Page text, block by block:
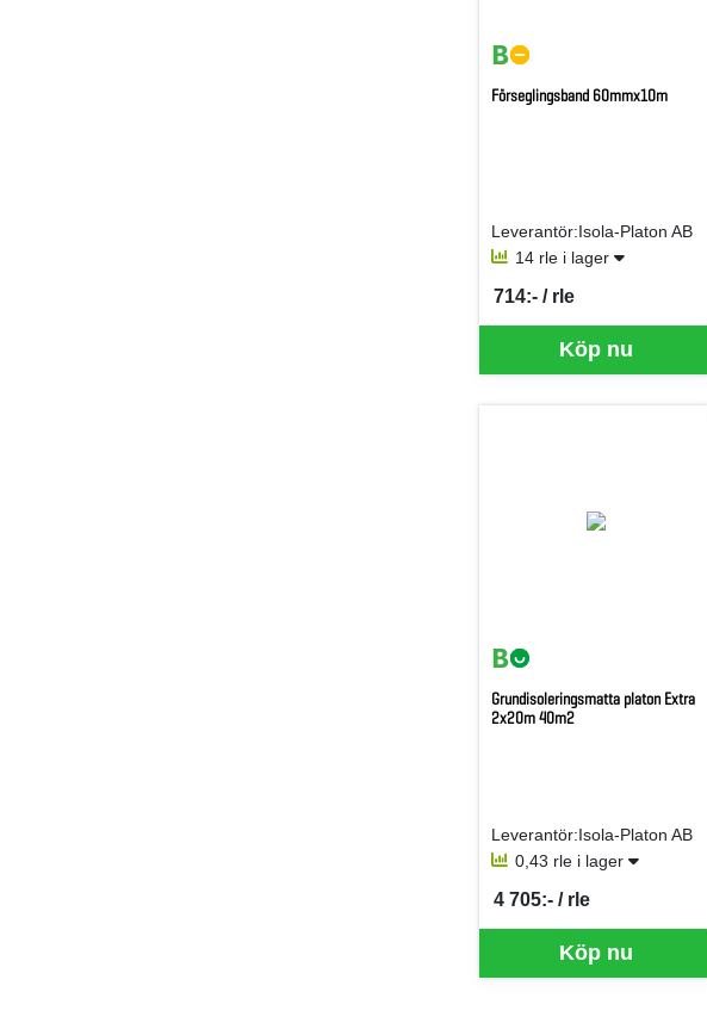
Förseglingsband 60mmx10m
Leverantör:Isola-Platon AB
14 rle i lager
Köp nu
714:- / rle
SEK per RLE
Grundisoleringsmatta platon Extra
2x20m 40m2
Leverantör:Isola-Platon AB
0,43 rle i lager
Köp nu
4 705:- / rle
SEK per RLE